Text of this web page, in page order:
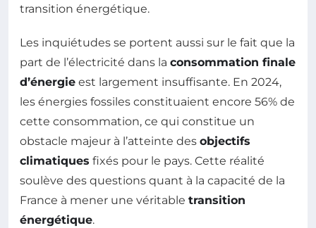
transition énergétique.
Les inquiétudes se portent aussi sur le fait que la
part de l’électricité dans la consommation finale
d’énergie est largement insuffisante. En 2024,
les énergies fossiles constituaient encore 56% de
cette consommation, ce qui constitue un
obstacle majeur à l’atteinte des objectifs
climatiques fixés pour le pays. Cette réalité
soulève des questions quant à la capacité de la
France à mener une véritable transition
énergétique.